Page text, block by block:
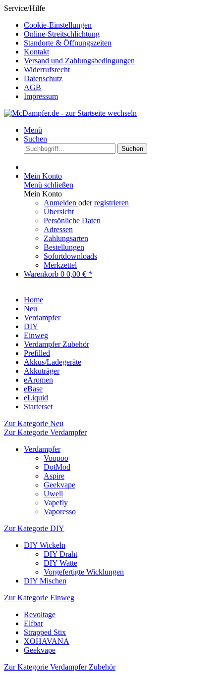
Service/Hilfe
Cookie-Einstellungen
Online-Streitschlichtung
Standorte & Öffnungszeiten
Kontakt
Versand und Zahlungsbedingungen
Widerrufsrecht
Datenschutz
AGB
Impressum
Menü
Suchen
Suchen
Mein Konto
Menü schließen
Mein Konto
Anmelden oderregistrieren
Übersicht
Persönliche Daten
Adressen
Zahlungsarten
Bestellungen
Sofortdownloads
Merkzettel
Warenkorb 0 0,00 € *
Home
Neu
Verdampfer
DIY
Einweg
Verdampfer Zubehör
Prefilled
Akkus/Ladegeräte
Akkuträger
eAromen
eBase
eLiquid
Starterset
Zur Kategorie Neu
Zur Kategorie Verdampfer
Verdampfer
Voopoo
DotMod
Aspire
Geekvape
Uwell
Vapefly
Vaporesso
Zur Kategorie DIY
DIY Wickeln
DIY Draht
DIY Watte
Vorgefertigte Wicklungen
DIY Mischen
Zur Kategorie Einweg
Revoltage
Elfbar
Strapped Stix
XOHAVANA
Geekvape
Zur Kategorie Verdampfer Zubehör